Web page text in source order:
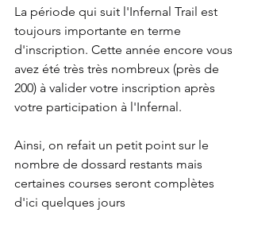
La période qui suit l'Infernal Trail est
toujours importante en terme
d'inscription. Cette année encore vous
avez été très très nombreux (près de
200) à valider votre inscription après
votre participation à l'Infernal.
Ainsi, on refait un petit point sur le
nombre de dossard restants mais
certaines courses seront complètes
d'ici quelques jours